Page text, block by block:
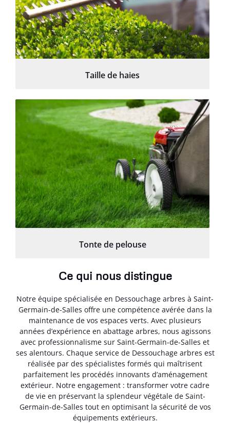
Taille de haies
Tonte de pelouse
Ce qui nous distingue
Notre équipe spécialisée en Dessouchage arbres à Saint-
Germain-de-Salles offre une compétence avérée dans la
maintenance de vos espaces verts. Avec plusieurs
années d’expérience en abattage arbres, nous agissons
avec professionnalisme sur Saint-Germain-de-Salles et
ses alentours. Chaque service de Dessouchage arbres est
réalisée par des spécialistes formés qui maîtrisent
parfaitement les procédés innovants d’aménagement
extérieur. Notre engagement : transformer votre cadre
de vie en préservant la splendeur végétale de Saint-
Germain-de-Salles tout en optimisant la sécurité de vos
équipements extérieurs.